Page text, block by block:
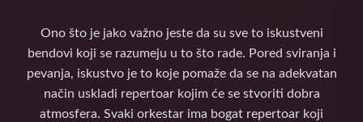
Ono što je jako važno jeste da su sve to iskustveni
bendovi koji se razumeju u to što rade. Pored sviranja i
pevanja, iskustvo je to koje pomaže da se na adekvatan
način uskladi repertoar kojim će se stvoriti dobra
atmosfera. Svaki orkestar ima bogat repertoar koji